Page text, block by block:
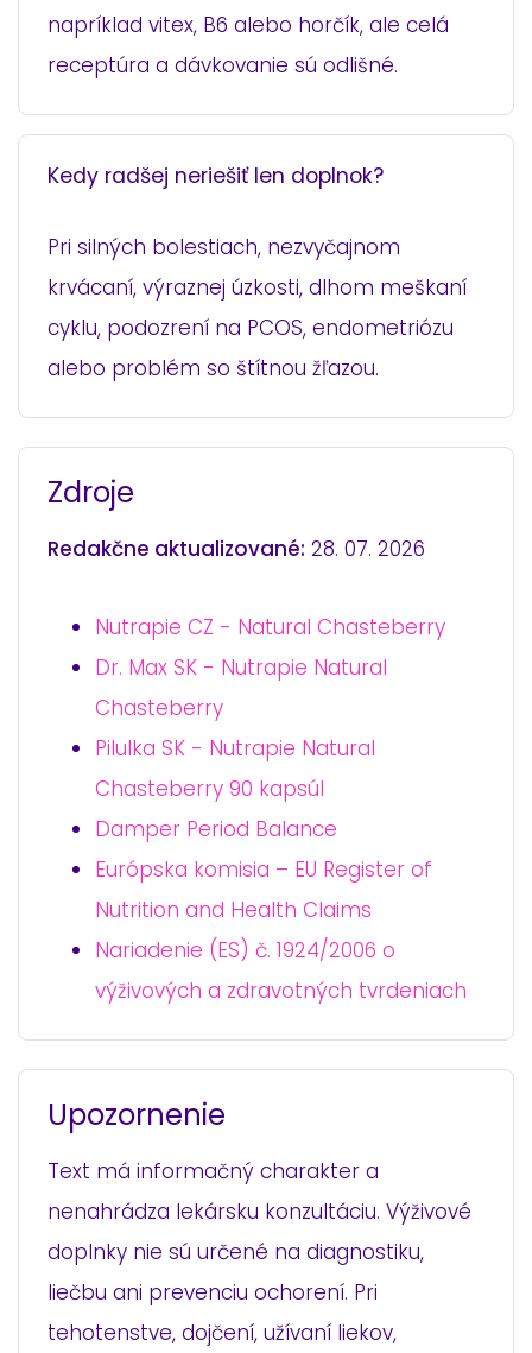
napríklad vitex, B6 alebo horčík, ale celá
receptúra a dávkovanie sú odlišné.
Kedy radšej neriešiť len doplnok?
Pri silných bolestiach, nezvyčajnom
krvácaní, výraznej úzkosti, dlhom meškaní
cyklu, podozrení na PCOS, endometriózu
alebo problém so štítnou žľazou.
Zdroje
Redakčne aktualizované: 28. 07. 2026
Nutrapie CZ - Natural Chasteberry
Dr. Max SK - Nutrapie Natural
Chasteberry
Pilulka SK - Nutrapie Natural
Chasteberry 90 kapsúl
Damper Period Balance
Európska komisia – EU Register of
Nutrition and Health Claims
Nariadenie (ES) č. 1924/2006 o
výživových a zdravotných tvrdeniach
Upozornenie
Text má informačný charakter a
nenahrádza lekársku konzultáciu. Výživové
doplnky nie sú určené na diagnostiku,
liečbu ani prevenciu ochorení. Pri
tehotenstve, dojčení, užívaní liekov,